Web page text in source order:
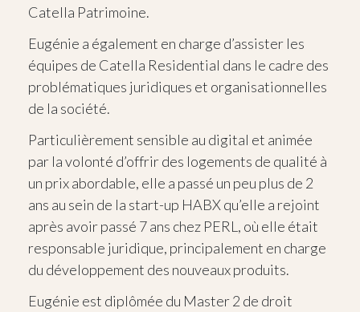
Catella Patrimoine.
Eugénie a également en charge d’assister les
équipes de Catella Residential dans le cadre des
problématiques juridiques et organisationnelles
de la société.
Particulièrement sensible au digital et animée
par la volonté d’offrir des logements de qualité à
un prix abordable, elle a passé un peu plus de 2
ans au sein de la start-up HABX qu’elle a rejoint
après avoir passé 7 ans chez PERL, où elle était
responsable juridique, principalement en charge
du développement des nouveaux produits.
Eugénie est diplômée du Master 2 de droit